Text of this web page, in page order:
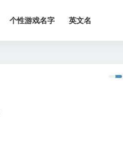
个性游戏名字 英文名